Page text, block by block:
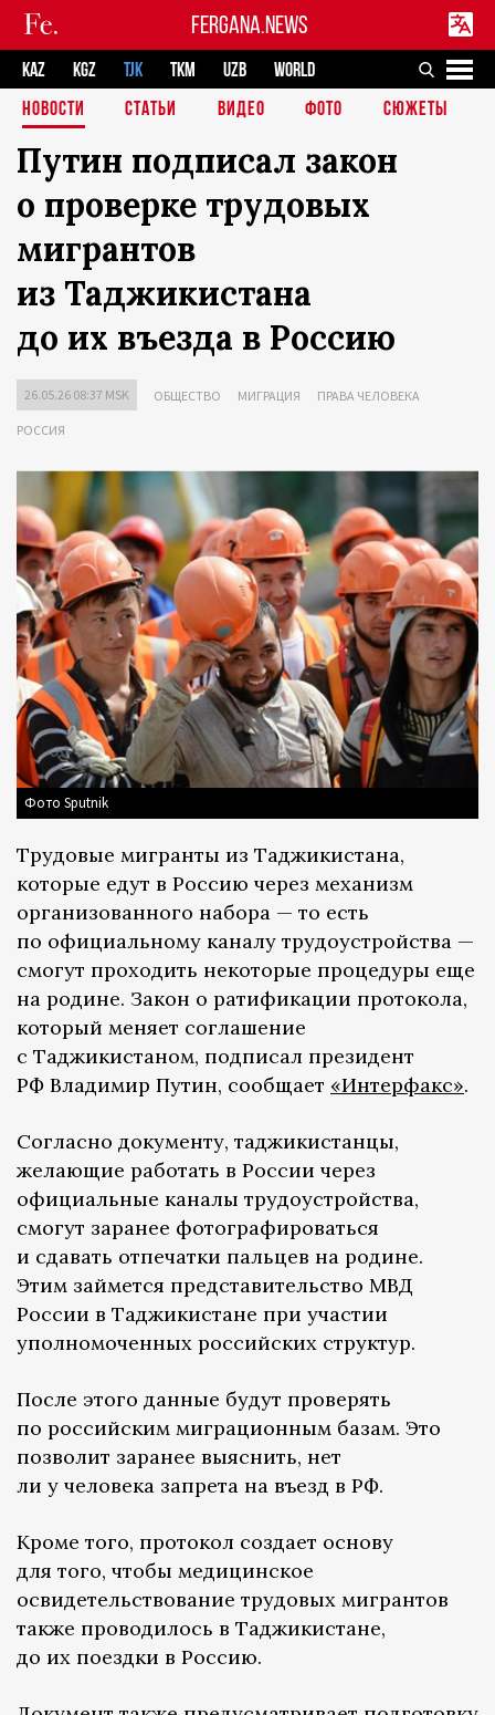
FERGANA.NEWS
KAZ KGZ TJK TKM UZB
WORLD
НОВОСТИ
СТАТЬИ ВИДЕО ФОТО СЮЖЕТЫ
Путин подписал закон
о проверке трудовых
мигрантов
из Таджикистана
до их въезда в Россию
26.05.26 08:37 MSK ОБЩЕСТВО МИГРАЦИЯ ПРАВА ЧЕЛОВЕКА
РОССИЯ
Фото Sputnik
Трудовые мигранты из Таджикистана,
которые едут в Россию через механизм
организованного набора — то есть
по официальному каналу трудоустройства —
смогут проходить некоторые процедуры еще
на родине. Закон о ратификации протокола,
который меняет соглашение
с Таджикистаном, подписал президент
РФ Владимир Путин, сообщает «Интерфакс».
Согласно документу, таджикистанцы,
желающие работать в России через
официальные каналы трудоустройства,
смогут заранее фотографироваться
и сдавать отпечатки пальцев на родине.
Этим займется представительство МВД
России в Таджикистане при участии
уполномоченных российских структур.
После этого данные будут проверять
по российским миграционным базам. Это
позволит заранее выяснить, нет
ли у человека запрета на въезд в РФ.
Кроме того, протокол создает основу
для того, чтобы медицинское
освидетельствование трудовых мигрантов
также проводилось в Таджикистане,
до их поездки в Россию.